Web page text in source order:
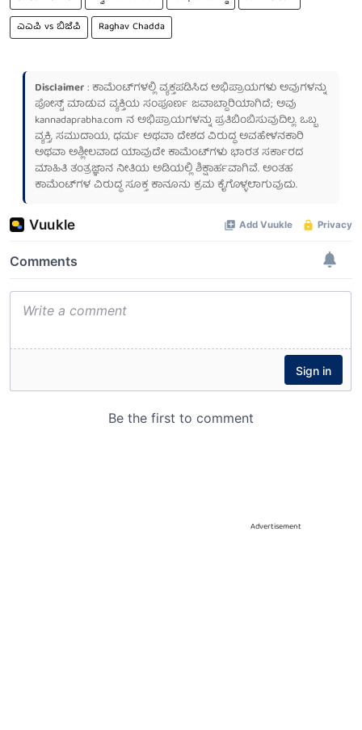
ಎಎಪಿ vs ಬಿಜೆಪಿ
Raghav Chadda
Disclaimer: ಕಾಮೆಂಟ್‌ಗಳಲ್ಲಿ ವ್ಯಕ್ತಪಡಿಸಿದ ಅಭಿಪ್ರಾಯಗಳು ಅವುಗಳನ್ನು
ಪೋಸ್ಟ್ ಮಾಡುವ ವ್ಯಕ್ತಿಯ ಸಂಪೂರ್ಣ ಜವಾಬ್ದಾರಿಯಾಗಿದೆ; ಅವು
kannadaprabha.com ನ ಅಭಿಪ್ರಾಯಗಳನ್ನು ಪ್ರತಿಬಿಂಬಿಸುವುದಿಲ್ಲ. ಒಬ್ಬ
ವ್ಯಕ್ತಿ, ಸಮುದಾಯ, ಧರ್ಮ ಅಥವಾ ದೇಶದ ವಿರುದ್ಧ ಅವಹೇಳನಕಾರಿ
ಅಥವಾ ಅಶ್ಲೀಲವಾದ ಯಾವುದೇ ಕಾಮೆಂಟ್‌ಗಳು ಭಾರತ ಸರ್ಕಾರದ
ಮಾಹಿತಿ ತಂತ್ರಜ್ಞಾನ ನೀತಿಯ ಅಡಿಯಲ್ಲಿ ಶಿಕ್ಷಾರ್ಹವಾಗಿವೆ. ಅಂತಹ
ಕಾಮೆಂಟ್‌ಗಳ ವಿರುದ್ಧ ಸೂಕ್ತ ಕಾನೂನು ಕ್ರಮ ಕೈಗೊಳ್ಳಲಾಗುವುದು.
Advertisement